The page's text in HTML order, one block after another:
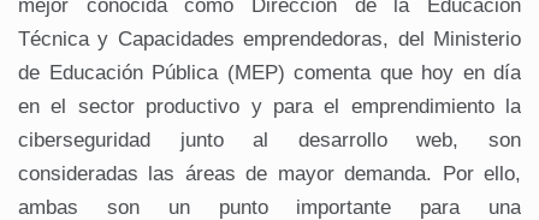
mejor conocida como Dirección de la Educación
Técnica y Capacidades emprendedoras, del Ministerio
de Educación Pública (MEP) comenta que hoy en día
en el sector productivo y para el emprendimiento la
ciberseguridad junto al desarrollo web, son
consideradas las áreas de mayor demanda. Por ello,
ambas son un punto importante para una